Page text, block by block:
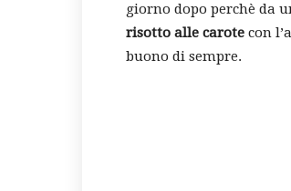
giorno dopo perchè da
risotto alle carote con
buono di sempre.